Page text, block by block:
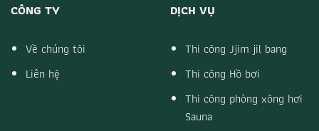
CÔNG TY
Về chúng tôi
Liên hệ
DỊCH VỤ
Thi công Jjim jil bang
Thi công Hồ bơi
Thi công phòng xông hơi
Sauna